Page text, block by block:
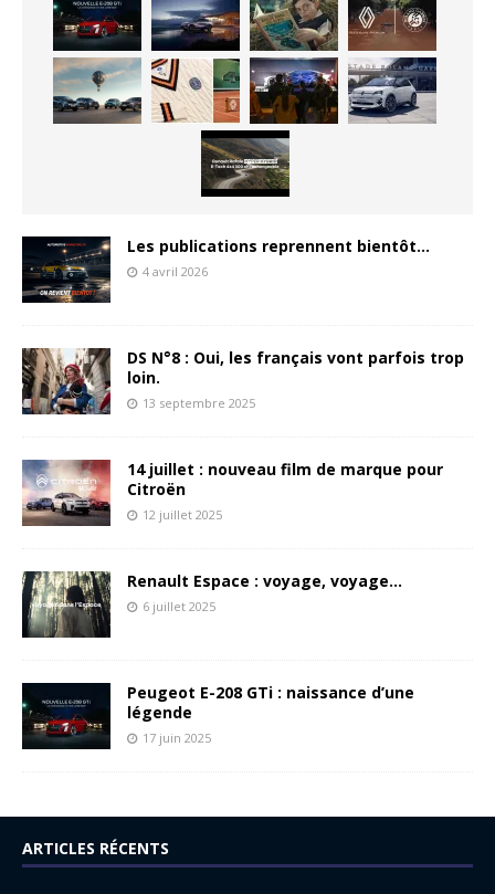
Les publications reprennent bientôt…
4 avril 2026
DS N°8 : Oui, les français vont parfois trop
loin.
13 septembre 2025
14 juillet : nouveau film de marque pour
Citroën
12 juillet 2025
Renault Espace : voyage, voyage…
6 juillet 2025
Peugeot E-208 GTi : naissance d’une
légende
17 juin 2025
ARTICLES RÉCENTS